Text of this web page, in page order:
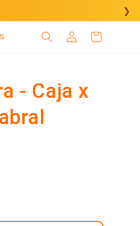
❯
Iniciar
sesión
Carrito
- Caja x